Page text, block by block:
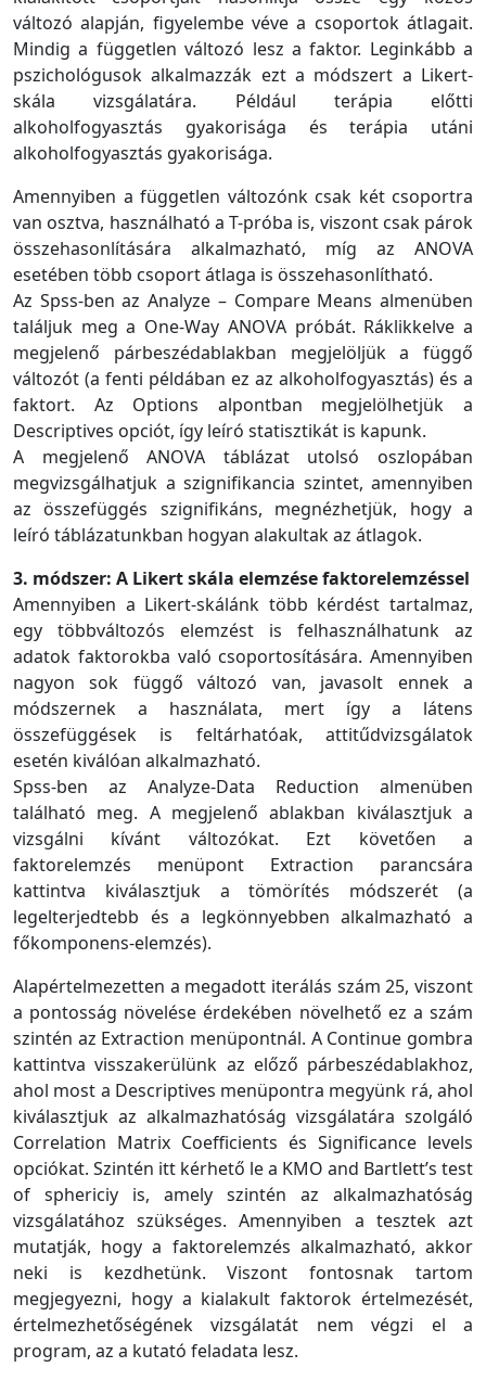
változó alapján, figyelembe véve a csoportok átlagait.
Mindig a független változó lesz a faktor. Leginkább a
pszichológusok alkalmazzák ezt a módszert a Likert-
skála vizsgálatára. Például terápia előtti
alkoholfogyasztás gyakorisága és terápia utáni
alkoholfogyasztás gyakorisága.
Amennyiben a független változónk csak két csoportra
van osztva, használható a T-próba is, viszont csak párok
összehasonlítására alkalmazható, míg az ANOVA
esetében több csoport átlaga is összehasonlítható.
Az Spss-ben az Analyze – Compare Means almenüben
találjuk meg a One-Way ANOVA próbát. Ráklikkelve a
megjelenő párbeszédablakban megjelöljük a függő
változót (a fenti példában ez az alkoholfogyasztás) és a
faktort. Az Options alpontban megjelölhetjük a
Descriptives opciót, így leíró statisztikát is kapunk.
A megjelenő ANOVA táblázat utolsó oszlopában
megvizsgálhatjuk a szignifikancia szintet, amennyiben
az összefüggés szignifikáns, megnézhetjük, hogy a
leíró táblázatunkban hogyan alakultak az átlagok.
3. módszer: A Likert skála elemzése faktorelemzéssel
Amennyiben a Likert-skálánk több kérdést tartalmaz,
egy többváltozós elemzést is felhasználhatunk az
adatok faktorokba való csoportosítására. Amennyiben
nagyon sok függő változó van, javasolt ennek a
módszernek a használata, mert így a látens
összefüggések is feltárhatóak, attitűdvizsgálatok
esetén kiválóan alkalmazható.
Spss-ben az Analyze-Data Reduction almenüben
található meg. A megjelenő ablakban kiválasztjuk a
vizsgálni kívánt változókat. Ezt követően a
faktorelemzés menüpont Extraction parancsára
kattintva kiválasztjuk a tömörítés módszerét (a
legelterjedtebb és a legkönnyebben alkalmazható a
főkomponens-elemzés).
Alapértelmezetten a megadott iterálás szám 25, viszont
a pontosság növelése érdekében növelhető ez a szám
szintén az Extraction menüpontnál. A Continue gombra
kattintva visszakerülünk az előző párbeszédablakhoz,
ahol most a Descriptives menüpontra megyünk rá, ahol
kiválasztjuk az alkalmazhatóság vizsgálatára szolgáló
Correlation Matrix Coefficients és Significance levels
opciókat. Szintén itt kérhető le a KMO and Bartlett’s test
of sphericiy is, amely szintén az alkalmazhatóság
vizsgálatához szükséges. Amennyiben a tesztek azt
mutatják, hogy a faktorelemzés alkalmazható, akkor
neki is kezdhetünk. Viszont fontosnak tartom
megjegyezni, hogy a kialakult faktorok értelmezését,
értelmezhetőségének vizsgálatát nem végzi el a
program, az a kutató feladata lesz.